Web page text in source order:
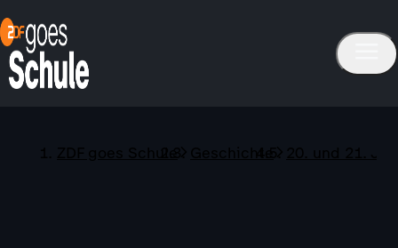
ZDF goes Schule Geschichte 20. und 21.